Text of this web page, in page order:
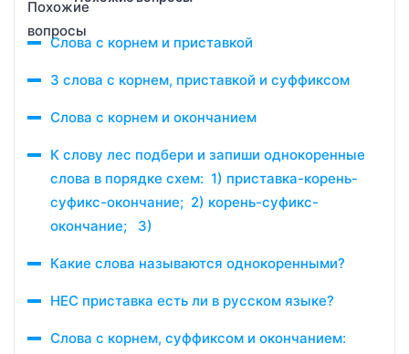
Слова с корнем и приставкой
3 слова с корнем, приставкой и суффиксом
Слова с корнем и окончанием
К слову лес подбери и запиши однокоренные
слова в порядке схем: 1) приставка-корень-
суфикс-окончание; 2) корень-суфикс-
окончание; 3)
Какие слова называются однокоренными?
НЕС приставка есть ли в русском языке?
Слова с корнем, суффиксом и окончанием: